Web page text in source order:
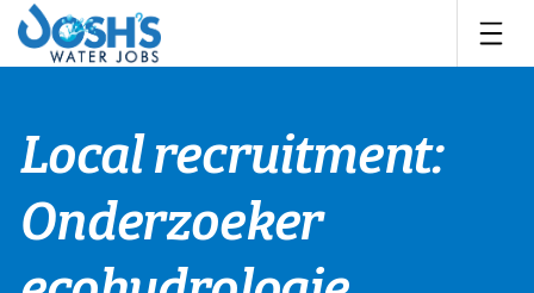
Skip
content
Local recruitment:
Onderzoeker